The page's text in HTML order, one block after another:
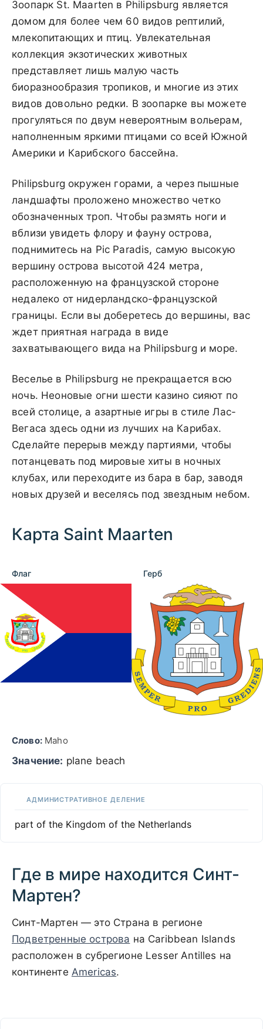
Зоопарк St. Maarten в Philipsburg является
домом для более чем 60 видов рептилий,
млекопитающих и птиц. Увлекательная
коллекция экзотических животных
представляет лишь малую часть
биоразнообразия тропиков, и многие из этих
видов довольно редки. В зоопарке вы можете
прогуляться по двум невероятным вольерам,
наполненным яркими птицами со всей Южной
Америки и Карибского бассейна.
Philipsburg окружен горами, а через пышные
ландшафты проложено множество четко
обозначенных троп. Чтобы размять ноги и
вблизи увидеть флору и фауну острова,
поднимитесь на Pic Paradis, самую высокую
вершину острова высотой 424 метра,
расположенную на французской стороне
недалеко от нидерландско-французской
границы. Если вы доберетесь до вершины, вас
ждет приятная награда в виде
захватывающего вида на Philipsburg и море.
Веселье в Philipsburg не прекращается всю
ночь. Неоновые огни шести казино сияют по
всей столице, а азартные игры в стиле Лас-
Вегаса здесь одни из лучших на Карибах.
Сделайте перерыв между партиями, чтобы
потанцевать под мировые хиты в ночных
клубах, или переходите из бара в бар, заводя
новых друзей и веселясь под звездным небом.
Карта Saint Maarten
Флаг Герб
Слово:Maho
Значение: plane beach
АДМИНИСТРАТИВНОЕ ДЕЛЕНИЕ
part of the Kingdom of the Netherlands
Где в мире находится Синт-
Мартен?
Синт-Мартен — это Страна в регионе
Подветренные острова на Caribbean Islands
расположен в субрегионе Lesser Antilles на
континенте Americas.
100 km / 62.1 mi